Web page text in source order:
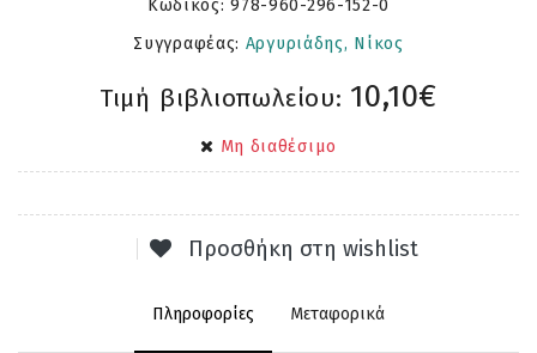
Κωδικός:978-960-296-152-0
Συγγραφέας: Αργυριάδης, Νίκος
Τιμή βιβλιοπωλείου: 10,10€
Μη διαθέσιμο
Προσθήκη στη wishlist
Πληροφορίες Μεταφορικά